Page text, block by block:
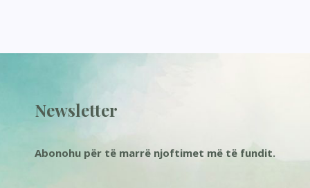
Newsletter
Abonohu për të marrë njoftimet më të fundit.